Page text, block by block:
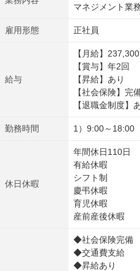
マネジメント業
雇用形態 正社員
給与
【月給】
【賞与】年2回
【昇給】あり
【社会保険】完
【退職金制度】
勤務時間 1）9:00～18:00
休日休暇
年間休日110日
有給休暇
シフト制
慶弔休暇
育児休暇
産前産後休暇
◆社会保険完備
◆交通費支給
◆昇給あり